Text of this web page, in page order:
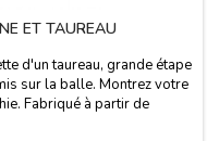
ET TAUREAU
d'un taureau, grande étape
sur la balle. Montrez votre
Fabriqué à partir de
x 90 cm